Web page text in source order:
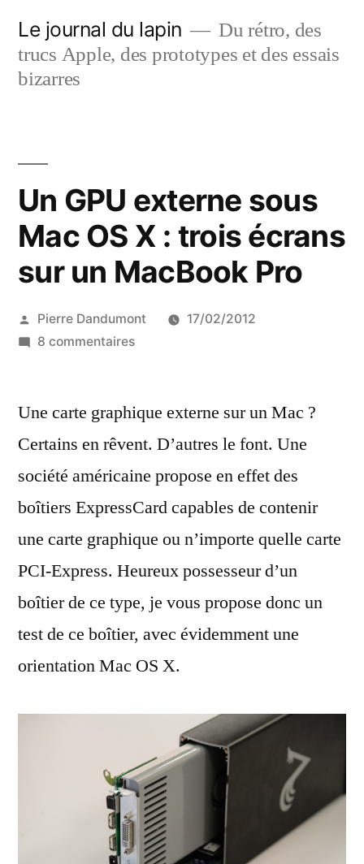
contenu
Le journal du lapin
Du rétro, des
trucs Apple, des prototypes et des essais
bizarres
Un GPU externe sous
Mac OS X : trois écrans
sur un MacBook Pro
Publié
par
Pierre Dandumont
17/02/2012
8 commentairessur
externe
Mac
OS
X
trois
écrans
un
MacBook
Pro
Une carte graphique externe sur un Mac ?
Certains en rêvent. D’autres le font. Une
société américaine propose en effet des
boîtiers ExpressCard capables de contenir
une carte graphique ou n’importe quelle carte
PCI-Express. Heureux possesseur d’un
boîtier de ce type, je vous propose donc un
test de ce boîtier, avec évidemment une
orientation Mac OS X.